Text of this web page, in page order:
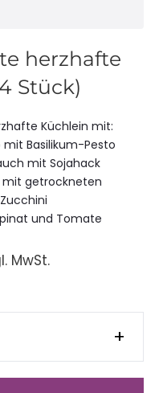
herzhafte
Stück)
Küchlein mit:
mit Basilikum-Pesto
mit Sojahack
mit getrockneten
und Tomate
MwSt.
+